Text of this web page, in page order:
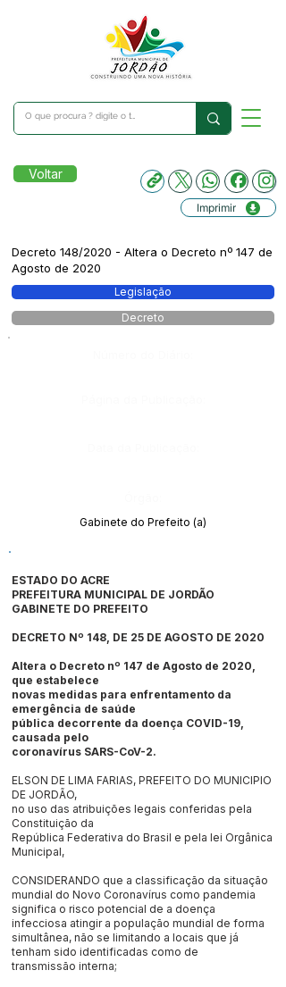
Voltar
Imprimir
Decreto 148/2020 - Altera o Decreto nº 147 de
Agosto de 2020
Legislação
Decreto
Gabinete do Prefeito (a)
ESTADO DO ACRE
PREFEITURA MUNICIPAL DE JORDÃO
GABINETE DO PREFEITO
DECRETO Nº 148, DE 25 DE AGOSTO DE 2020
Altera o Decreto nº 147 de Agosto de 2020,
que estabelece
novas medidas para enfrentamento da
emergência de saúde
pública decorrente da doença COVID-19,
causada pelo
coronavírus SARS-CoV-2.
ELSON DE LIMA FARIAS, PREFEITO DO MUNICIPIO
DE JORDÃO,
no uso das atribuições legais conferidas pela
Constituição da
República Federativa do Brasil e pela lei Orgânica
Municipal,
CONSIDERANDO que a classificação da situação
mundial do Novo Coronavírus como pandemia
significa o risco potencial de a doença
infecciosa atingir a população mundial de forma
simultânea, não se limitando a locais que já
tenham sido identificadas como de
transmissão interna;